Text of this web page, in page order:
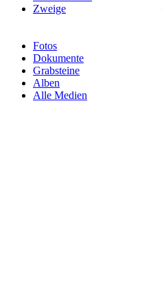
Fotos
Dokumente
Grabsteine
Alben
Alle Medien
Zweige